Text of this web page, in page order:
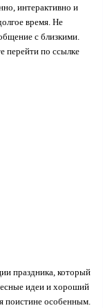
интерактивно и
время. Не
с близкими.
перейти по ссылке
праздника, который
идеи и хороший
поистине особенным.